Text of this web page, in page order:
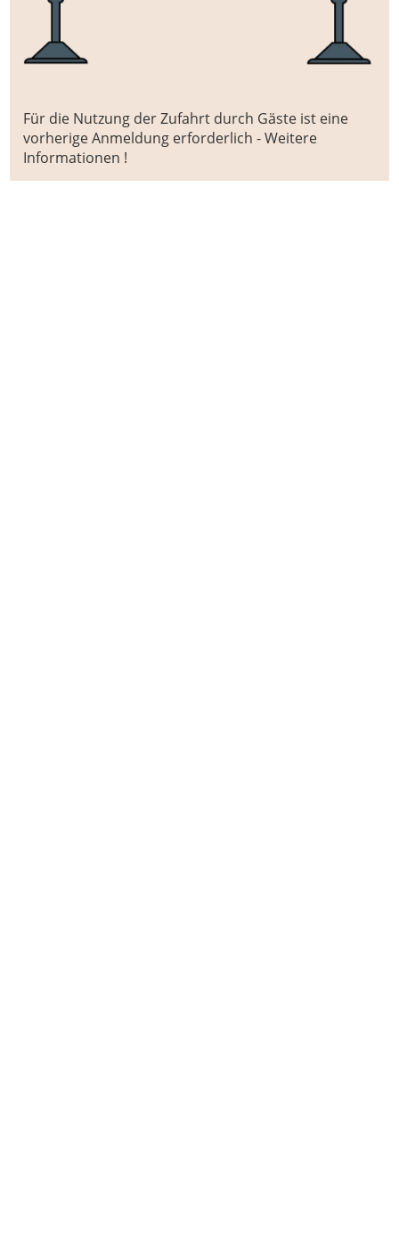
Für die Nutzung der Zufahrt durch Gäste ist eine
vorherige Anmeldung erforderlich - Weitere
Informationen !